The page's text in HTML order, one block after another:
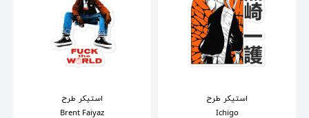
استیکر طرح
Ichigo
استیکر طرح
Brent Faiyaz